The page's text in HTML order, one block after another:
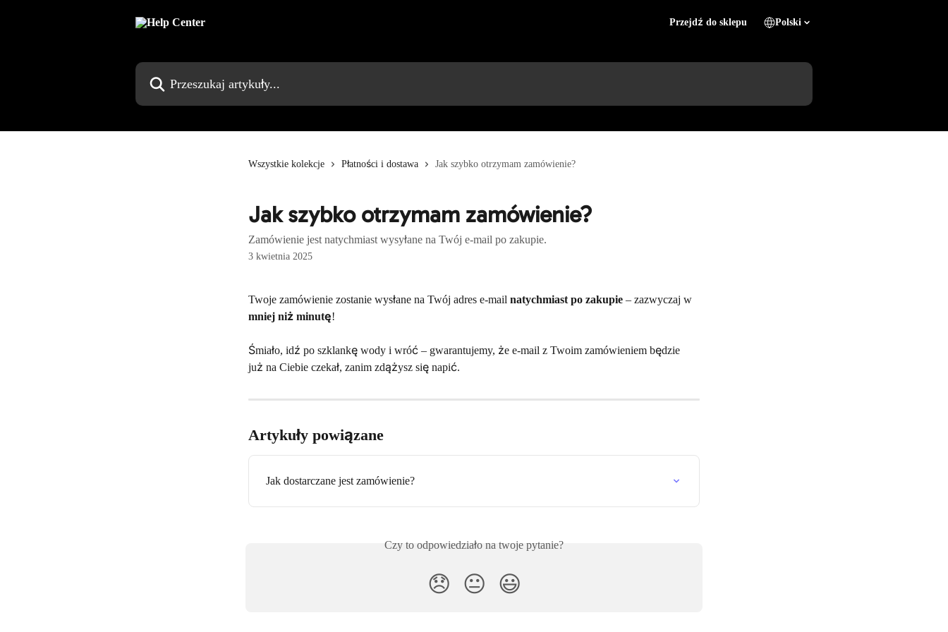
Przejdź do sklepu Polski
Przeszukaj artykuły...
Wszystkie kolekcje Płatności i dostawa Jak szybko otrzymam zamówienie?
Jak szybko otrzymam zamówienie?
Zamówienie jest natychmiast wysyłane na Twój e-mail po zakupie.
3 kwietnia 2025
Twoje zamówienie zostanie wysłane na Twój adres e-mail natychmiast po zakupie – zazwyczaj w
mniej niż minutę!
Śmiało, idź po szklankę wody i wróć – gwarantujemy, że e-mail z Twoim zamówieniem będzie
już na Ciebie czekał, zanim zdążysz się napić.
Artykuły powiązane
Jak dostarczane jest zamówienie?
Czy to odpowiedziało na twoje pytanie?
😞 😐 😃